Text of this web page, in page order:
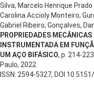
Silva, Marcelo Henrique
Carolina Accioly Monteiro;
Gabriel Ribeiro; Gonçalves,
PROPRIEDADES
INSTRUMENTADA EM
UM AÇO BIFÁSICO, p. 214-
Paulo, 2022.
ISSN: 2594-5327, DOI